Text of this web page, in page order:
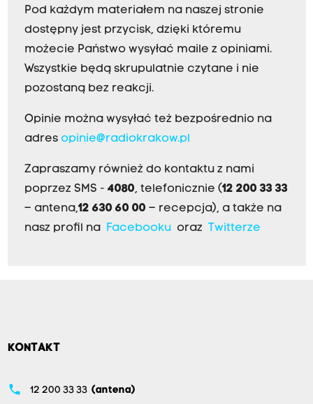
Pod każdym materiałem na naszej stronie
dostępny jest przycisk, dzięki któremu
możecie Państwo wysyłać maile z opiniami.
Wszystkie będą skrupulatnie czytane i nie
pozostaną bez reakcji.
Opinie można wysyłać też bezpośrednio na
adres opinie@radiokrakow.pl
Zapraszamy również do kontaktu z nami
poprzez SMS - 4080, telefonicznie (12 200 33 33
– antena,12 630 60 00 – recepcja), a także na
nasz profil na Facebookuoraz Twitterze
KONTAKT
phone 12 200 33 33 (antena)